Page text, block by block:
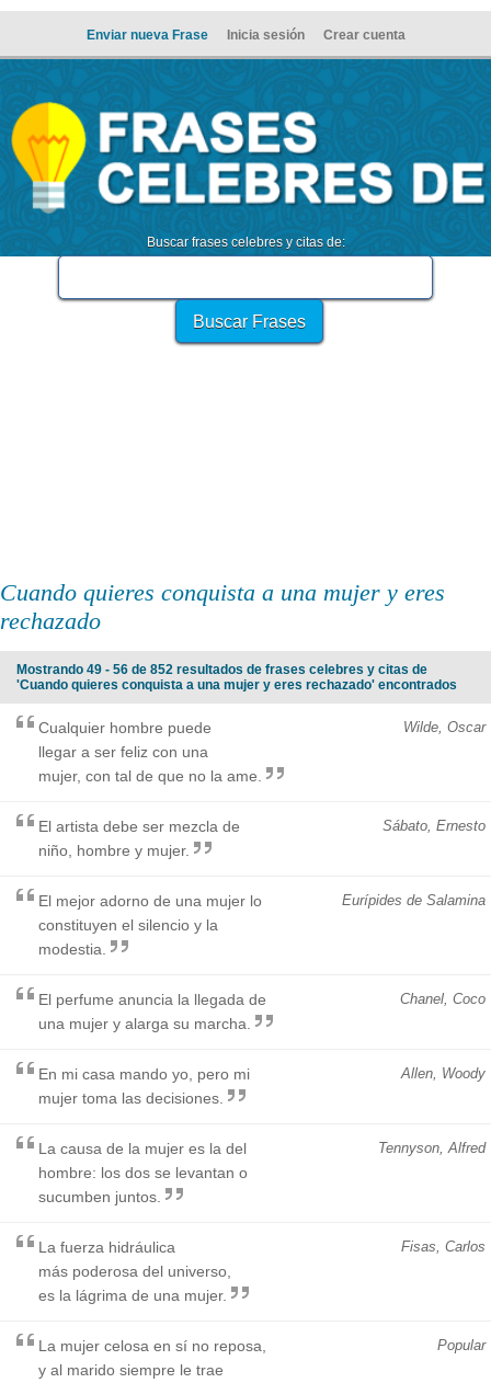
Enviar nueva Frase Inicia sesión Crear cuenta
Buscar frases celebres y citas de:
Cuando quieres conquista a una mujer y eres
rechazado
Mostrando 49 - 56 de 852 resultados de frases celebres y citas de
'Cuando quieres conquista a una mujer y eres rechazado' encontrados
Wilde, Oscar
Cualquier hombre puede
llegar a ser feliz con una
mujer, con tal de que no la ame.
Sábato, Ernesto
El artista debe ser mezcla de
niño, hombre y mujer.
Eurípides de Salamina
El mejor adorno de una mujer lo
constituyen el silencio y la
modestia.
Chanel, Coco
El perfume anuncia la llegada de
una mujer y alarga su marcha.
Allen, Woody
En mi casa mando yo, pero mi
mujer toma las decisiones.
Tennyson, Alfred
La causa de la mujer es la del
hombre: los dos se levantan o
sucumben juntos.
Fisas, Carlos
La fuerza hidráulica
más poderosa del universo,
es la lágrima de una mujer.
Popular
La mujer celosa en sí no reposa,
y al marido siempre le trae